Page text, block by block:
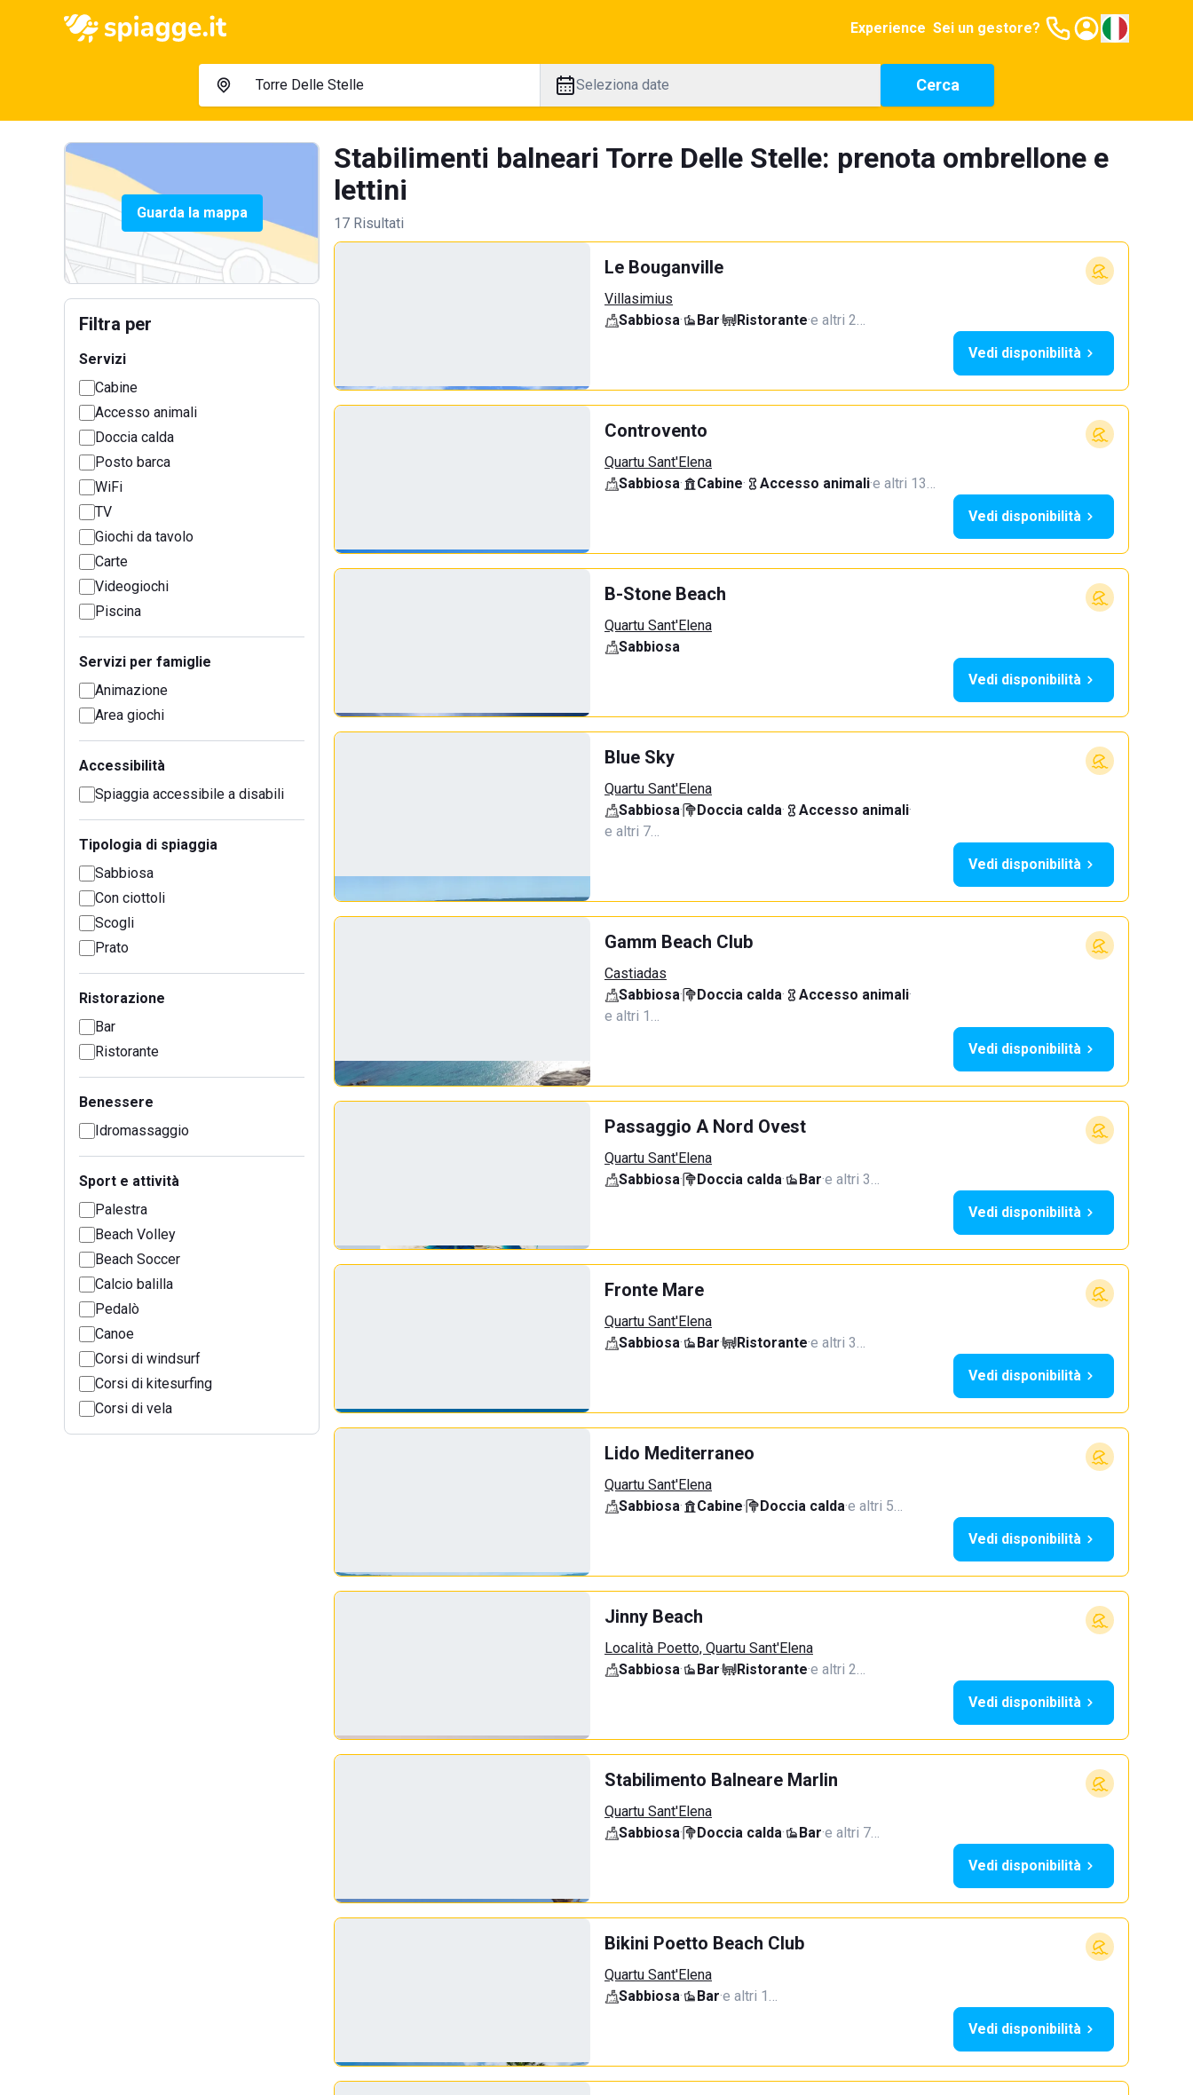
Experience Sei un gestore?
Seleziona date Cerca
Guarda la mappa
Filtra per
Servizi
Cabine
Accesso animali
Doccia calda
Posto barca
WiFi
TV
Giochi da tavolo
Carte
Videogiochi
Piscina
Servizi per famiglie
Animazione
Area giochi
Accessibilità
Spiaggia accessibile a disabili
Tipologia di spiaggia
Sabbiosa
Con ciottoli
Scogli
Prato
Ristorazione
Bar
Ristorante
Benessere
Idromassaggio
Sport e attività
Palestra
Beach Volley
Beach Soccer
Calcio balilla
Pedalò
Canoe
Corsi di windsurf
Corsi di kitesurfing
Corsi di vela
Stabilimenti balneari Torre Delle Stelle: prenota ombrellone e
lettini
17 Risultati
Le Bouganville
Villasimius
Sabbiosa· Bar· Ristorante·e altri 2…
Vedi disponibilità
Controvento
Quartu Sant'Elena
Sabbiosa· Cabine· Accesso animali·e altri 13…
Vedi disponibilità
B-Stone Beach
Quartu Sant'Elena
Sabbiosa
Vedi disponibilità
Blue Sky
Quartu Sant'Elena
Sabbiosa· Doccia calda· Accesso animali·
e altri 7…
Vedi disponibilità
Gamm Beach Club
Castiadas
Sabbiosa· Doccia calda· Accesso animali·
e altri 1…
Vedi disponibilità
Passaggio A Nord Ovest
Quartu Sant'Elena
Sabbiosa· Doccia calda· Bar·e altri 3…
Vedi disponibilità
Fronte Mare
Quartu Sant'Elena
Sabbiosa· Bar· Ristorante·e altri 3…
Vedi disponibilità
Lido Mediterraneo
Quartu Sant'Elena
Sabbiosa· Cabine· Doccia calda·e altri 5…
Vedi disponibilità
Jinny Beach
Località Poetto, Quartu Sant'Elena
Sabbiosa· Bar· Ristorante·e altri 2…
Vedi disponibilità
Stabilimento Balneare Marlin
Quartu Sant'Elena
Sabbiosa· Doccia calda· Bar·e altri 7…
Vedi disponibilità
Bikini Poetto Beach Club
Quartu Sant'Elena
Sabbiosa· Bar·e altri 1…
Vedi disponibilità